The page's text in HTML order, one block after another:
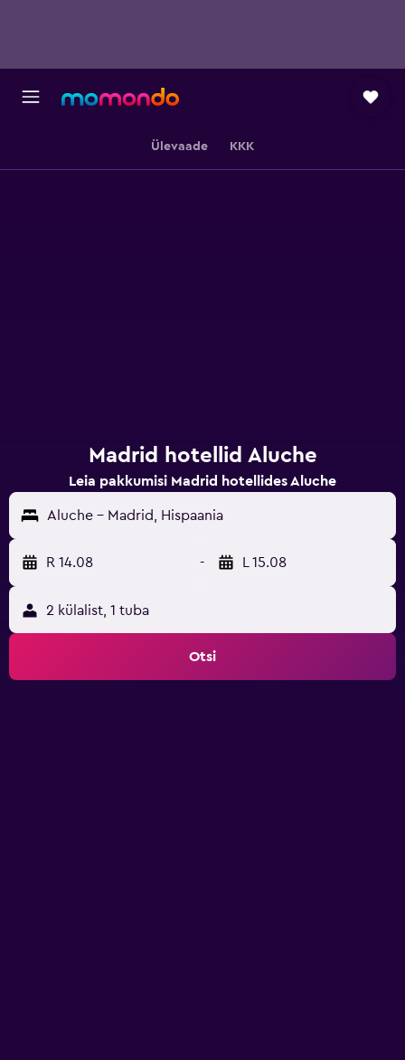
Ülevaade KKK
Madrid hotellid Aluche
Leia pakkumisi Madrid hotellides Aluche
Aluche - Madrid, Hispaania
R 14.08 - L 15.08
2 külalist, 1 tuba
Otsi